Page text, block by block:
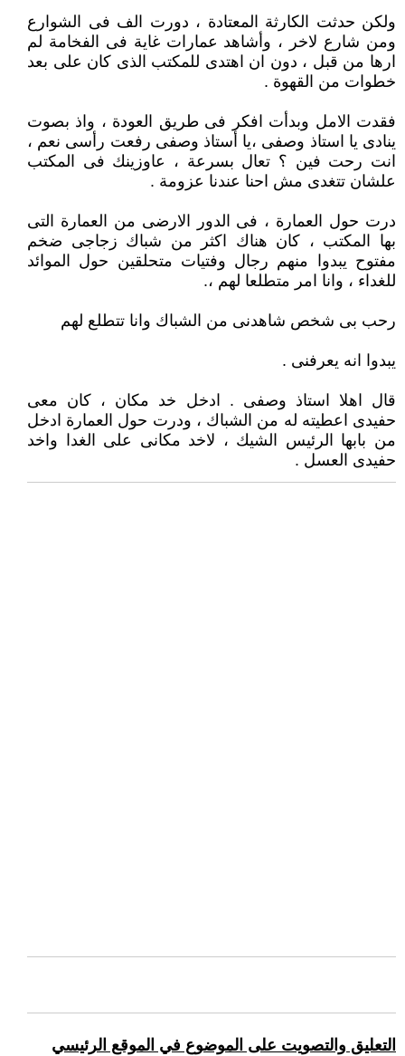
ولكن حدثت الكارثة المعتادة ، دورت الف فى الشوارع
ومن شارع لاخر ، وأشاهد عمارات غاية فى الفخامة لم
ارها من قبل ، دون ان اهتدى للمكتب الذى كان على بعد
خطوات من القهوة .
فقدت الامل وبدأت افكر فى طريق العودة ، واذ بصوت
ينادى يا استاذ وصفى ،يا أستاذ وصفى رفعت رأسى نعم ،
انت رحت فين ؟ تعال بسرعة ، عاوزينك فى المكتب
علشان تتغدى مش احنا عندنا عزومة .
درت حول العمارة ، فى الدور الارضى من العمارة التى
بها المكتب ، كان هناك اكثر من شباك زجاجى ضخم
مفتوح يبدوا منهم رجال وفتيات متحلقين حول الموائد
للغداء ، وانا امر متطلعا لهم ،.
رحب بى شخص شاهدنى من الشباك وانا تتطلع لهم
يبدوا انه يعرفنى .
قال اهلا استاذ وصفى . ادخل خد مكان ، كان معى
حفيدى اعطيته له من الشباك ، ودرت حول العمارة ادخل
من بابها الرئيس الشيك ، لاخد مكانى على الغدا واخد
حفيدى العسل .
التعليق والتصويت على الموضوع في الموقع الرئيسي